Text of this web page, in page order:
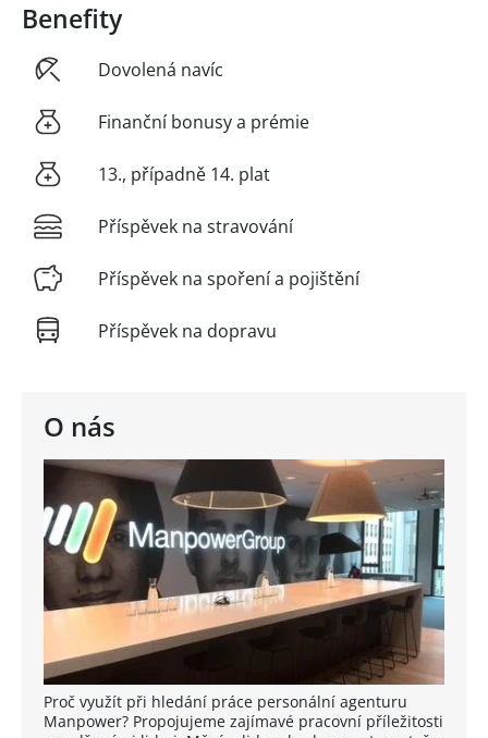
O nás
Proč využít při hledání práce personální agenturu
Manpower? Propojujeme zajímavé pracovní příležitosti
Benefity
Dovolená navíc
Finanční bonusy a prémie
13., případně 14. plat
Příspěvek na stravování
Příspěvek na spoření a pojištění
Příspěvek na dopravu